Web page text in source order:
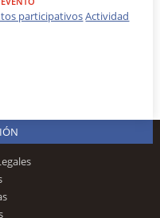
participativosActividad